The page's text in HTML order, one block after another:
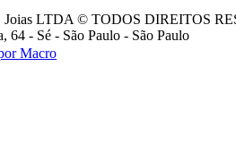
Joias LTDA © TODOS DIREITOS
64 - Sé - São Paulo - São Paulo
Macro